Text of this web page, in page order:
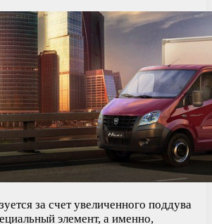
за счет увеличенного поддува
элемент, а именно,